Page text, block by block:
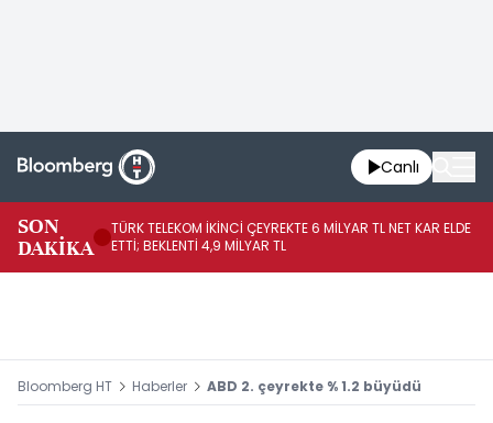
Canlı
SON
DAKİKA
TÜRK TELEKOM İKİNCİ ÇEYREKTE 6 MİLYAR TL NET KAR ELDE
ETTİ; BEKLENTİ 4,9 MİLYAR TL
Bloomberg HT Haberler ABD 2. çeyrekte % 1.2 büyüdü